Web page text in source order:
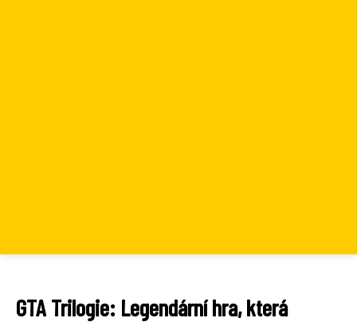
GTA Trilogie: Legendární hra, která